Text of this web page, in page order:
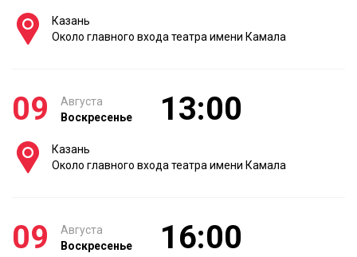
Казань
Около главного входа театра имени Камала
09
Августа
Воскресенье
13:00
Казань
Около главного входа театра имени Камала
09
Августа
Воскресенье
16:00